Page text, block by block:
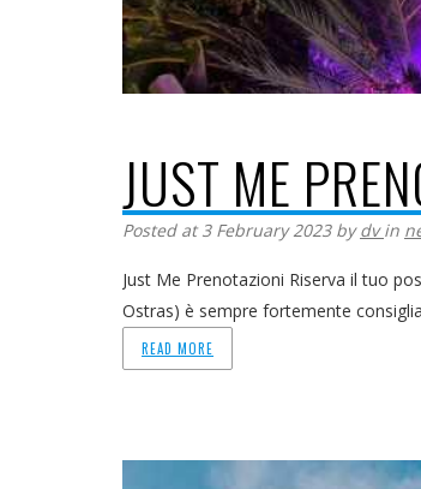
JUST ME
Posted at 3 February 2023 bydvin
Just Me Prenotazioni Riserva il tuo
Ostras) è sempre fortemente
READ MORE